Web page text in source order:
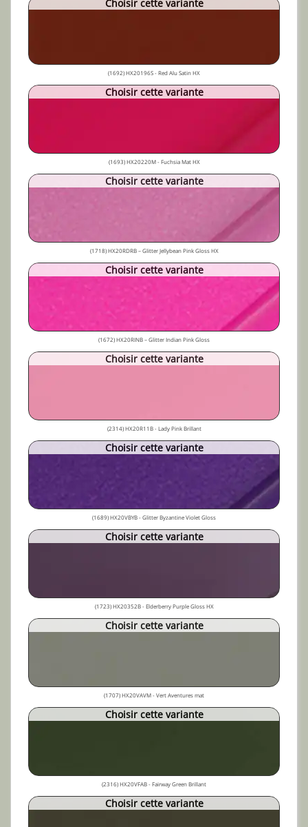
Choisir cette variante
(1692) HX20196S - Red Alu Satin HX
Choisir cette variante
(1693) HX20220M - Fuchsia Mat HX
Choisir cette variante
(1718) HX20RDRB – Glitter Jellybean Pink Gloss HX
Choisir cette variante
(1672) HX20RINB – Glitter Indian Pink Gloss
Choisir cette variante
(2314) HX20R11B - Lady Pink Brillant
Choisir cette variante
(1689) HX20VBYB - Glitter Byzantine Violet Gloss
Choisir cette variante
(1723) HX20352B - Elderberry Purple Gloss HX
Choisir cette variante
(1707) HX20VAVM - Vert Aventures mat
Choisir cette variante
(2316) HX20VFAB - Fairway Green Brillant
Choisir cette variante